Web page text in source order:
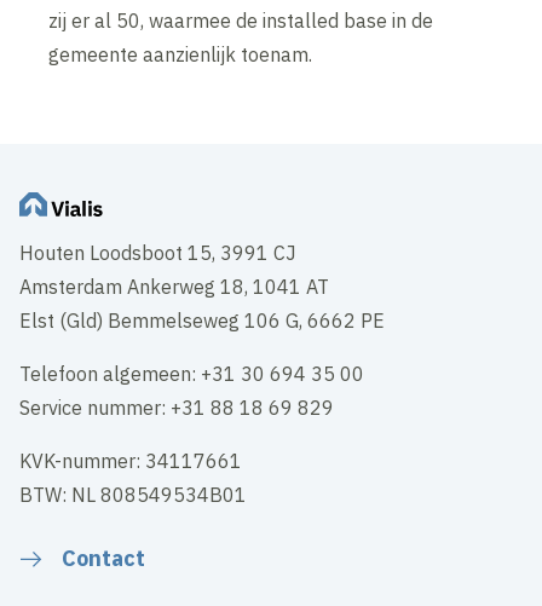
zij er al 50, waarmee de installed base in de
gemeente aanzienlijk toenam.
Houten Loodsboot 15, 3991 CJ
Amsterdam Ankerweg 18, 1041 AT
Elst (Gld) Bemmelseweg 106 G, 6662 PE
Telefoon algemeen: +31 30 694 35 00
Service nummer: +31 88 18 69 829
KVK-nummer: 34117661
BTW: NL 808549534B01
Contact